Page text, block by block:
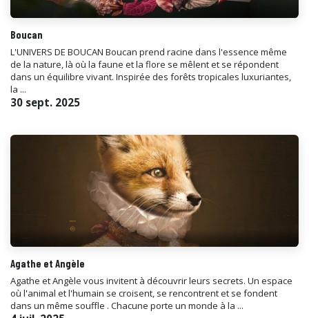
Boucan
L'UNIVERS DE BOUCAN Boucan prend racine dans l'essence même
de la nature, là où la faune et la flore se mêlent et se répondent
dans un équilibre vivant. Inspirée des forêts tropicales luxuriantes,
la ...
30 sept. 2025
Agathe et Angèle
Agathe et Angèle vous invitent à découvrir leurs secrets. Un espace
où l'animal et l'humain se croisent, se rencontrent et se fondent
dans un même souffle . Chacune porte un monde à la ...